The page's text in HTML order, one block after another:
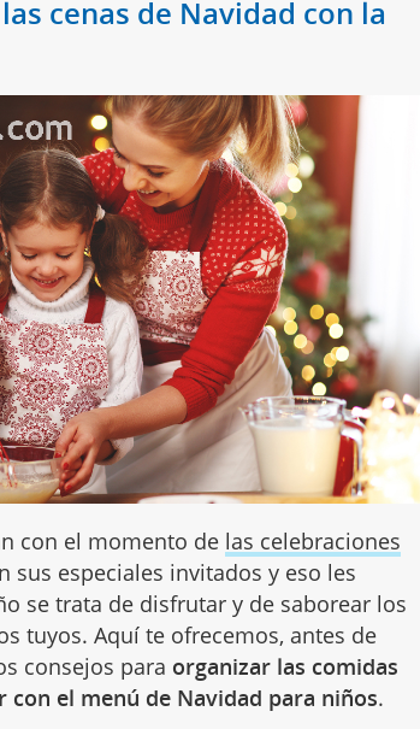
cenas de Navidad con la
con el momento de las celebraciones
sus especiales invitados y eso les
se trata de disfrutar y de saborear los
tuyos. Aquí te ofrecemos, antes de
consejos para organizar las comidas
el menú de Navidad para niños.